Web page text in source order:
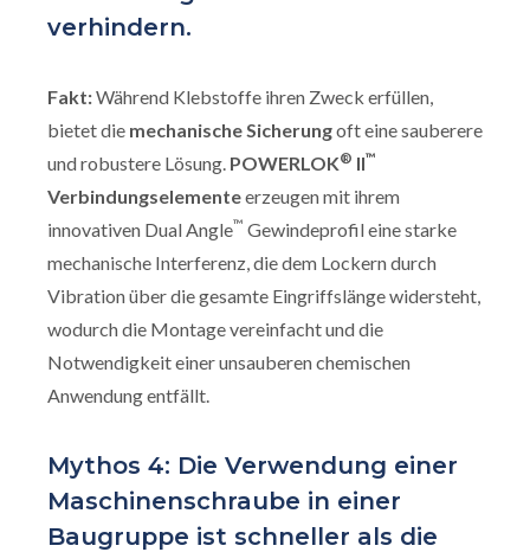
verhindern.
Fakt:Während Klebstoffe ihren Zweck erfüllen,
bietet die mechanische Sicherungoft eine sauberere
und robustere Lösung. POWERLOK® II™
Verbindungselementeerzeugen mit ihrem
innovativen Dual Angle™ Gewindeprofil eine starke
mechanische Interferenz, die dem Lockern durch
Vibration über die gesamte Eingriffslänge widersteht,
wodurch die Montage vereinfacht und die
Notwendigkeit einer unsauberen chemischen
Anwendung entfällt.
Mythos 4: Die Verwendung einer
Maschinenschraube in einer
Baugruppe ist schneller als die